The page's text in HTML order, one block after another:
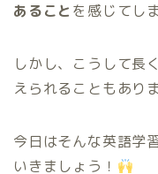
あること を感じてし
しかし、こうして長
えられることもあり
今日はそんな英語学
いきましょう！